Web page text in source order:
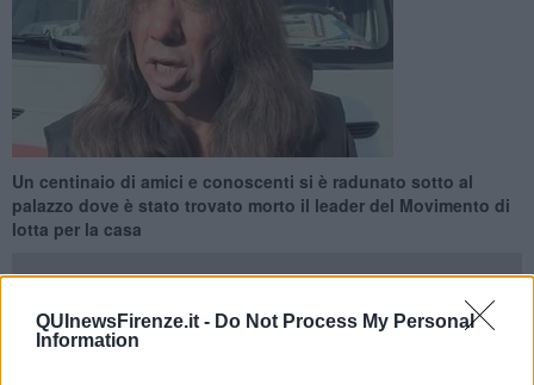
QUInewsFirenze.it - Do Not Process My Personal
Information
Un centinaio di amici e conoscenti si è radunato sotto al
palazzo dove è stato trovato morto il leader del Movimento di
lotta per la casa